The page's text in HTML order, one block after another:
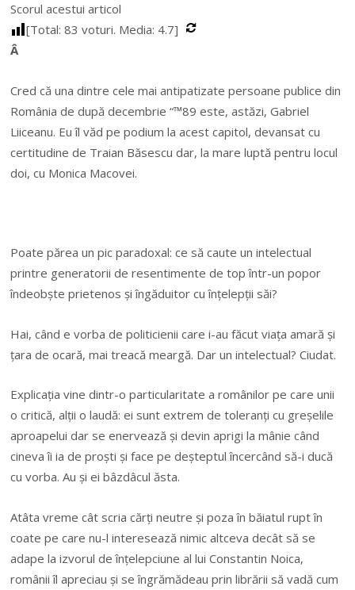
Scorul acestui articol
[Total:83 voturi. Media: 4.7]
Â
Cred că una dintre cele mai antipatizate persoane publice din
România de după decembrie “™89 este, astăzi, Gabriel
Liiceanu. Eu îl văd pe podium la acest capitol, devansat cu
certitudine de Traian Băsescu dar, la mare luptă pentru locul
doi, cu Monica Macovei.
Poate părea un pic paradoxal: ce să caute un intelectual
printre generatorii de resentimente de top într-un popor
îndeobște prietenos și îngăduitor cu înțelepții săi?
Hai, când e vorba de politicienii care i-au făcut viața amară și
țara de ocară, mai treacă meargă. Dar un intelectual? Ciudat.
Explicația vine dintr-o particularitate a românilor pe care unii
o critică, alții o laudă: ei sunt extrem de toleranți cu greșelile
aproapelui dar se enervează și devin aprigi la mânie când
cineva îi ia de proști și face pe deșteptul încercând să-i ducă
cu vorba. Au și ei bâzdâcul ăsta.
Atâta vreme cât scria cărți neutre și poza în băiatul rupt în
coate pe care nu-l interesează nimic altceva decât să se
adape la izvorul de înțelepciune al lui Constantin Noica,
românii îl apreciau și se îngrămădeau prin librării să vadă cum